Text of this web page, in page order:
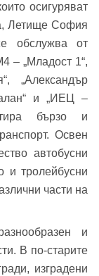
осигуряват
Летище София
обслужва от
– „Младост 1“,
„Александър
и „ИЕЦ –
бързо и
Освен
автобусни
и тролейбусни
части на
и
В по-старите
изградени